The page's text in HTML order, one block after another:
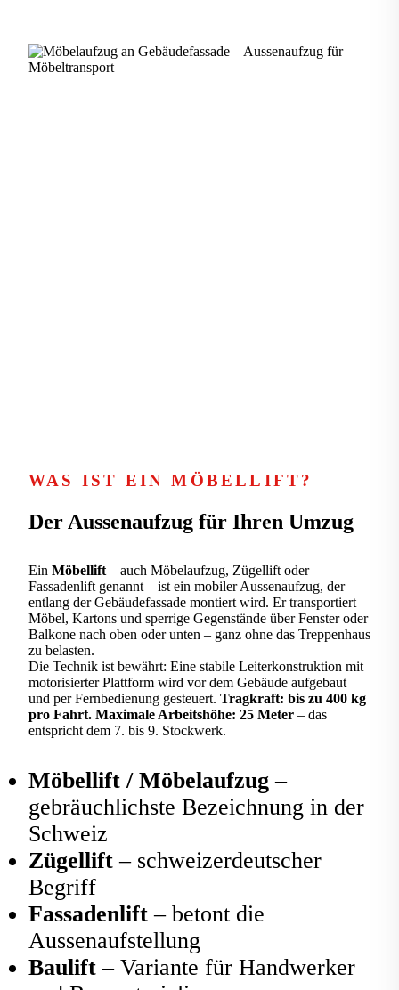
WAS IST EIN MÖBELLIFT?
Der Aussenaufzug für Ihren Umzug
Ein Möbellift – auch Möbelaufzug, Zügellift oder
Fassadenlift genannt – ist ein mobiler Aussenaufzug, der
entlang der Gebäudefassade montiert wird. Er transportiert
Möbel, Kartons und sperrige Gegenstände über Fenster oder
Balkone nach oben oder unten – ganz ohne das Treppenhaus
zu belasten.
Die Technik ist bewährt: Eine stabile Leiterkonstruktion mit
motorisierter Plattform wird vor dem Gebäude aufgebaut
und per Fernbedienung gesteuert. Tragkraft: bis zu 400 kg
pro Fahrt. Maximale Arbeitshöhe: 25 Meter – das
entspricht dem 7. bis 9. Stockwerk.
Möbellift / Möbelaufzug –
gebräuchlichste Bezeichnung in der
Schweiz
Zügellift – schweizerdeutscher
Begriff
Fassadenlift – betont die
Aussenaufstellung
Baulift – Variante für Handwerker